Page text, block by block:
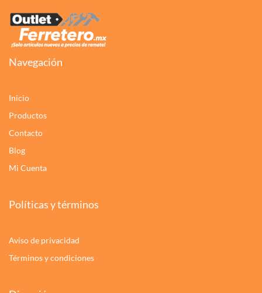
Navegación
Inicio
Productos
Contacto
Blog
Mi Cuenta
Políticas y términos
Aviso de privacidad
Términos y condiciones